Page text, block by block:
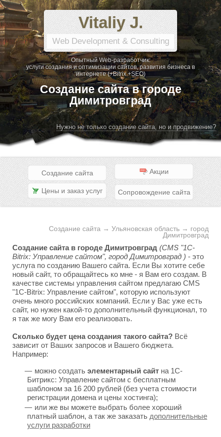
Vitaliy J.
Web Development & Consulting
Опытный Web-разработчик:
услуги создания и оптимизации сайтов, развития бизнеса в
интернете (+Bitrix +SEO)
Создание сайта в городе
Димитровград
Нужно не только создание сайта, но и продвижение?
Создание сайта Акции
Цены и заказ услуг Сопровождение сайта
Создание сайта → Ульяновская область → город
Димитровград
Создание сайта в городе Димитровград (CMS "1C-
Bitrix: Управление сайтом", город Димитровград ) - это
услуга по созданию Вашего сайта. Если Вы хотите себе
новый сайт, то обращайтесь ко мне - я Вам его создам. В
качестве системы управления сайтом предлагаю CMS
"1C-Bitrix: Управление сайтом", которую используют
очень много российских компаний. Если у Вас уже есть
сайт, но нужен какой-то дополнительный функционал, то
я так же могу Вам его реализовать.
Сколько будет цена создания такого сайта? Всё
зависит от Ваших запросов и Вашего бюджета.
Например:
можно создать элементарный сайт на 1С-
Битрикс: Управление сайтом с бесплатным
шаблоном за 16 200 рублей (без учета стоимости
регистрации домена и цены хостинга);
или же вы можете выбрать более хороший
платный шаблон, а так же заказать дополнительные
услуги разработки